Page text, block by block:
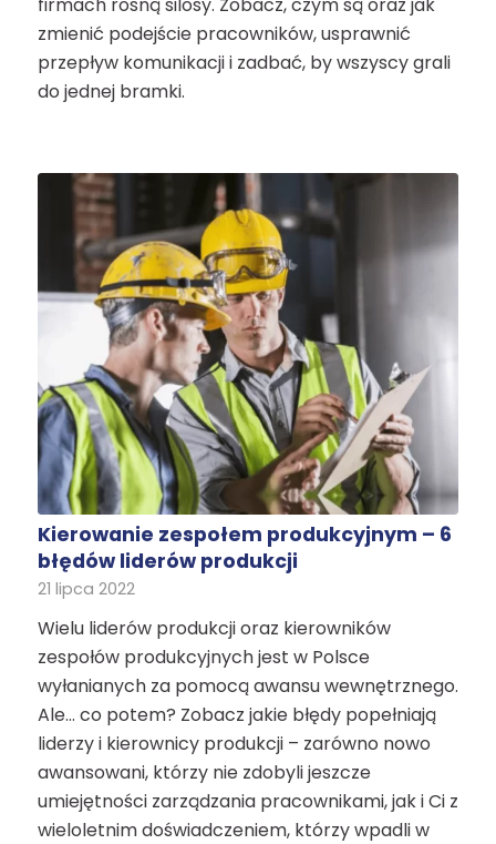
firmach rosną silosy. Zobacz, czym są oraz jak
zmienić podejście pracowników, usprawnić
przepływ komunikacji i zadbać, by wszyscy grali
do jednej bramki.
Kierowanie zespołem produkcyjnym – 6
błędów liderów produkcji
21 lipca 2022
Wielu liderów produkcji oraz kierowników
zespołów produkcyjnych jest w Polsce
wyłanianych za pomocą awansu wewnętrznego.
Ale… co potem? Zobacz jakie błędy popełniają
liderzy i kierownicy produkcji – zarówno nowo
awansowani, którzy nie zdobyli jeszcze
umiejętności zarządzania pracownikami, jak i Ci z
wieloletnim doświadczeniem, którzy wpadli w